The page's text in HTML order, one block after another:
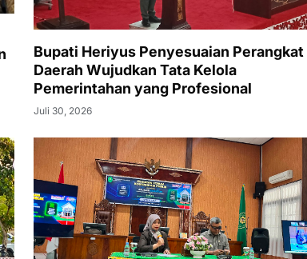
Bupati Heriyus Penyesuaian Perangkat
Daerah Wujudkan Tata Kelola
Pemerintahan yang Profesional
Juli 30, 2026